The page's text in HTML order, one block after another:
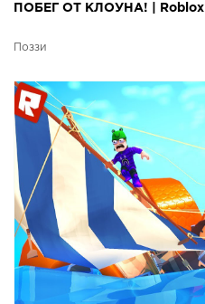
ПОБЕГ ОТ КЛОУНА! | Roblox
Поззи